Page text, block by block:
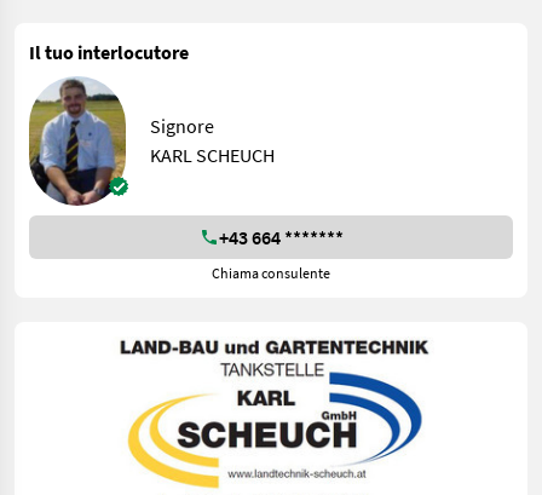
Il tuo interlocutore
Signore
KARL SCHEUCH
+43 664 *******
Chiama consulente